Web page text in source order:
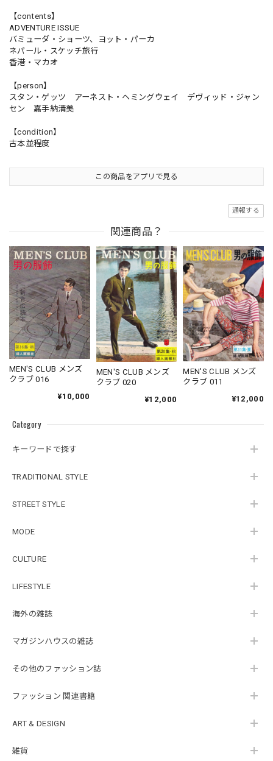
Category
キーワードで探す
TRADITIONAL STYLE
STREET STYLE
MODE
CULTURE
LIFESTYLE
海外の雑誌
マガジンハウスの雑誌
その他のファッション誌
ファッション 関連書籍
ART & DESIGN
雑貨
【contents】
ADVENTURE ISSUE
バミューダ・ショーツ、ヨット・パーカ
ネパール・スケッチ旅行
香港・マカオ
【person】
スタン・ゲッツ アーネスト・ヘミングウェイ デヴィッド・ジャン
セン 嘉手納清美
【condition】
古本並程度
この商品をアプリで見る
通報する
関連商品？
MEN'S CLUB メンズ
クラブ 016
¥10,000
MEN'S CLUB メンズ
クラブ 020
¥12,000
MEN'S CLUB メンズ
クラブ 011
¥12,000